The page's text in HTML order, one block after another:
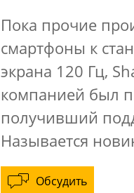
Пока прочие
смартфоны к
экрана 120 Гц,
компанией был
получивший
Называется
Обсудить